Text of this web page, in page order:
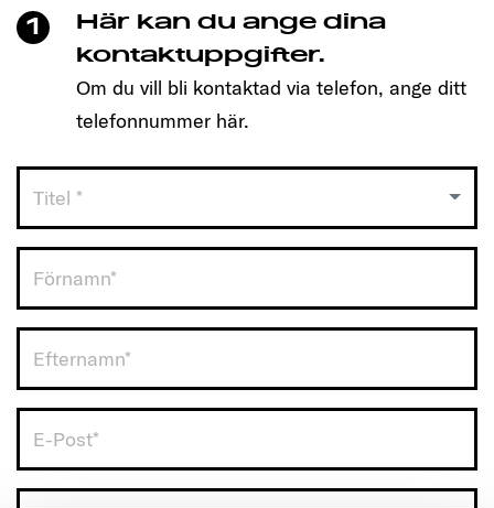
Så enkelt är det:
1. Ange data
2. Välj återförsäljare & skicka
dig!
1
Här kan du ange dina
kontaktuppgifter.
Om du vill bli kontaktad via telefon, ange ditt
telefonnummer här.
Titel *